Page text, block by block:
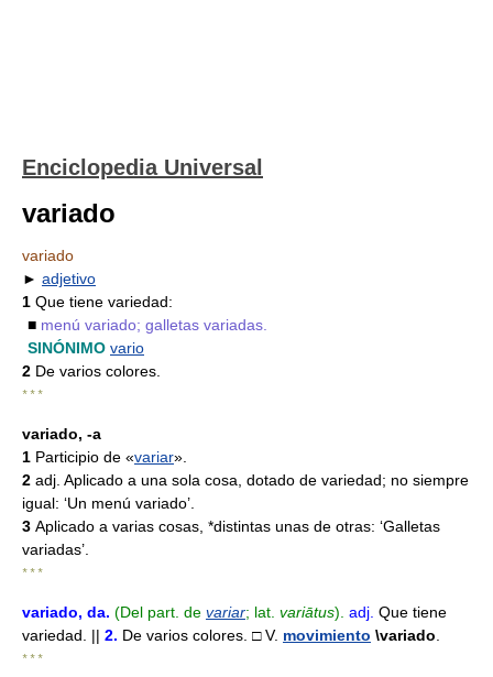
Enciclopedia Universal
variado
variado
► adjetivo
1 Que tiene variedad:
■ menú variado; galletas variadas.
SINÓNIMO vario
2 De varios colores.
* * *
variado, -a
1 Participio de «variar».
2 adj. Aplicado a una sola cosa, dotado de variedad; no siempre
igual: ‘Un menú variado’.
3 Aplicado a varias cosas, *distintas unas de otras: ‘Galletas
variadas’.
* * *
variado, da. (Del part. de variar; lat. variātus). adj. Que tiene
variedad. || 2. De varios colores. □ V. movimiento \variado
* * *